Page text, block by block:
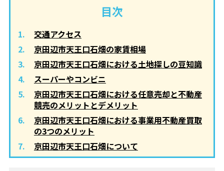
目次
交通アクセス
京田辺市天王口石畑の家賃相場
京田辺市天王口石畑における土地探しの豆知識
スーパーやコンビニ
京田辺市天王口石畑における任意売却と不動産
競売のメリットとデメリット
京田辺市天王口石畑における事業用不動産買取
の3つのメリット
京田辺市天王口石畑について